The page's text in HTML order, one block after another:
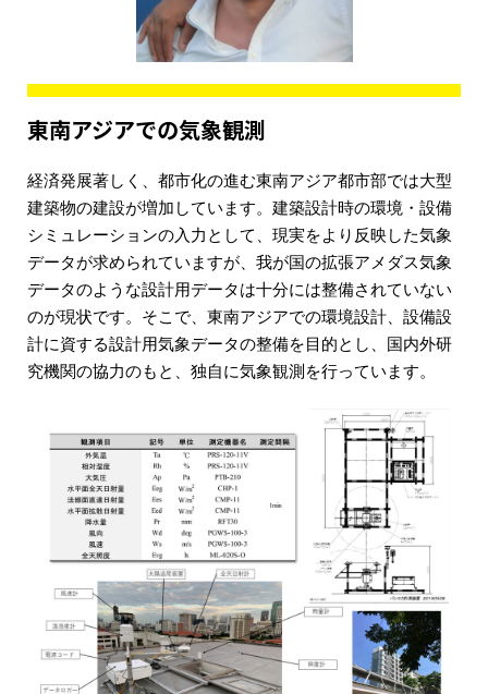
東南アジアでの気象観測
経済発展著しく、都市化の進む東南アジア都市部では大型
建築物の建設が増加しています。建築設計時の環境・設備
シミュレーションの入力として、現実をより反映した気象
データが求められていますが、我が国の拡張アメダス気象
データのような設計用データは十分には整備されていない
のが現状です。そこで、東南アジアでの環境設計、設備設
計に資する設計用気象データの整備を目的とし、国内外研
究機関の協力のもと、独自に気象観測を行っています。